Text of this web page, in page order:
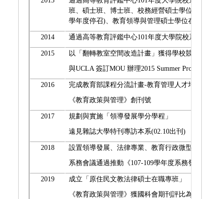
班、碩士班、博士班、校務經營碩士學位在職進
學年度停召)、教育領導與管理碩士學位在職進修
2014 通過高等教育評鑑中心101年度大學院校系所評：
2015 以「翻轉教室空間改造計畫」獲得學校競爭型計
與UCLA 簽訂MOU 辦理2015 Summer Program
2016 完成教育部課程分流計畫-教育管理人才培育與課
《教育政策與管理》創刊號
2017 規劃與實施「領導發展學分學程」
遠見雜誌大學特刊專訪本系(02.10出刊)
2018 設置領導發展、 法律專業、教育行政微型學分學程
系務會議通過推動《107-109學年度系務發展計畫
2019 成立「原住民文教法律碩士在職專班」
《教育政策與管理》獲國科會期刊評比為第三級